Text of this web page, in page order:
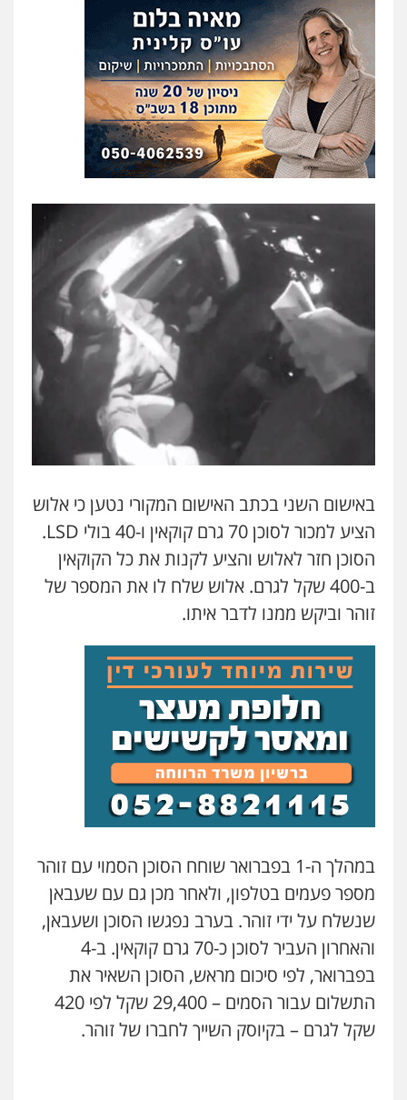
באישום השני בכתב האישום המקורי נטען כי אלוש
הציע למכור לסוכן 70 גרם קוקאין ו-40 בולי LSD.
הסוכן חזר לאלוש והציע לקנות את כל הקוקאין
ב-400 שקל לגרם. אלוש שלח לו את המספר של
זוהר וביקש ממנו לדבר איתו.
במהלך ה-1 בפברואר שוחח הסוכן הסמוי עם זוהר
מספר פעמים בטלפון, ולאחר מכן גם עם שעבאן
שנשלח על ידי זוהר. בערב נפגשו הסוכן ושעבאן,
והאחרון העביר לסוכן כ-70 גרם קוקאין. ב-4
בפברואר, לפי סיכום מראש, הסוכן השאיר את
התשלום עבור הסמים – 29,400 שקל לפי 420
שקל לגרם – בקיוסק השייך לחברו של זוהר.